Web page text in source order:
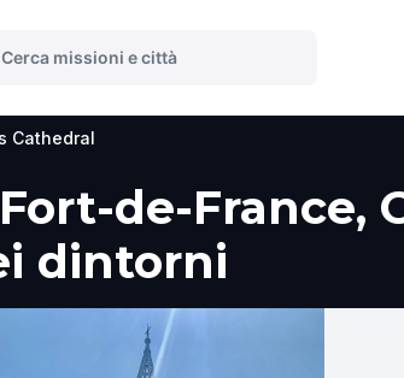
Cathedral
de-France,
dintorni